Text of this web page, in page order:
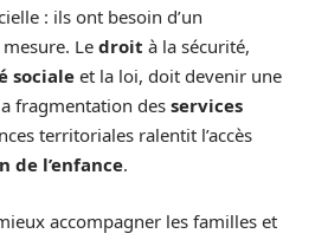
: ils ont besoin d’un
Le droit à la sécurité,
socialeet la loi, doit devenir une
fragmentation des services
territoriales ralentit l’accès
de l’enfance.
accompagner les familles et